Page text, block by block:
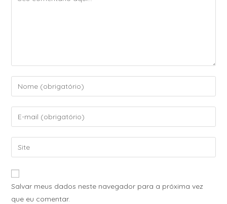
Salvar meus dados neste navegador para a próxima vez
que eu comentar.